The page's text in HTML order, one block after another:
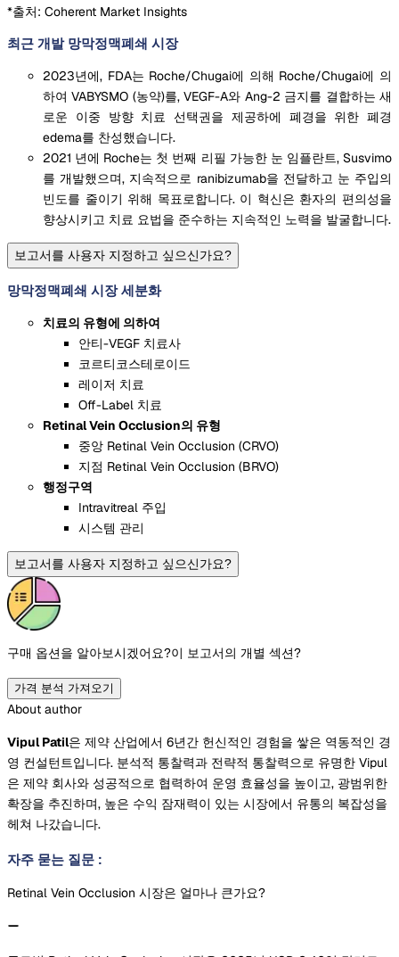
*출처: Coherent Market Insights
최근 개발 망막정맥폐쇄 시장
2023년에, FDA는 Roche/Chugai에 의해 Roche/Chugai에 의
하여 VABYSMO (농약)를, VEGF-A와 Ang-2 금지를 결합하는 새
로운 이중 방향 치료 선택권을 제공하에 폐경을 위한 폐경
edema를 찬성했습니다.
2021 년에 Roche는 첫 번째 리필 가능한 눈 임플란트, Susvimo
를 개발했으며, 지속적으로 ranibizumab을 전달하고 눈 주입의
빈도를 줄이기 위해 목표로합니다. 이 혁신은 환자의 편의성을
향상시키고 치료 요법을 준수하는 지속적인 노력을 발굴합니다.
보고서를 사용자 지정하고 싶으신가요?
망막정맥폐쇄 시장 세분화
치료의 유형에 의하여
안티-VEGF 치료사
코르티코스테로이드
레이저 치료
Off-Label 치료
Retinal Vein Occlusion의 유형
중앙 Retinal Vein Occlusion (CRVO)
지점 Retinal Vein Occlusion (BRVO)
행정구역
Intravitreal 주입
시스템 관리
보고서를 사용자 지정하고 싶으신가요?
구매 옵션을 알아보시겠어요?이 보고서의 개별 섹션?
가격 분석 가져오기
About author
Vipul Patil은 제약 산업에서 6년간 헌신적인 경험을 쌓은 역동적인 경
영 컨설턴트입니다. 분석적 통찰력과 전략적 통찰력으로 유명한 Vipul
은 제약 회사와 성공적으로 협력하여 운영 효율성을 높이고, 광범위한
확장을 추진하며, 높은 수익 잠재력이 있는 시장에서 유통의 복잡성을
헤쳐 나갔습니다.
자주 묻는 질문 :
Retinal Vein Occlusion 시장은 얼마나 큰가요?